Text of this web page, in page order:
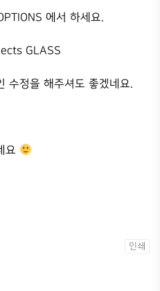
에서 하세요.
GLASS
수정을 해주셔도 좋겠네요.
요
인쇄